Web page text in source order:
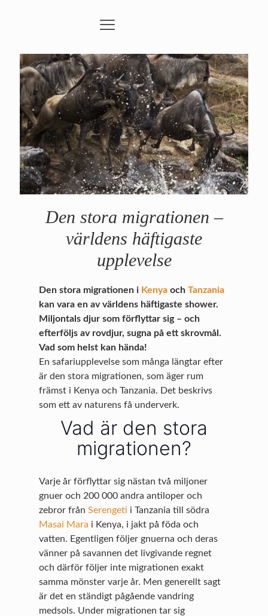
Den stora migrationen –
världens häftigaste
upplevelse
Den stora migrationen i Kenya ochTanzania
kan vara en av världens häftigaste shower.
Miljontals djur som förflyttar sig – och
efterföljs av rovdjur, sugna på ett skrovmål.
Vad som helst kan hända!
En safariupplevelse som många längtar efter
är den stora migrationen, som äger rum
främst i Kenya och Tanzania. Det beskrivs
som ett av naturens få underverk.
Vad är den stora
migrationen?
Varje år förflyttar sig nästan två miljoner
gnuer och 200 000 andra antiloper och
zebror frånSerengeti i Tanzania till södra
Masai Mara i Kenya, i jakt på föda och
vatten. Egentligen följer gnuerna och deras
vänner på savannen det livgivande regnet
och därför följer inte migrationen exakt
samma mönster varje år. Men generellt sagt
är det en ständigt pågående vandring
medsols. Under migrationen tar sig